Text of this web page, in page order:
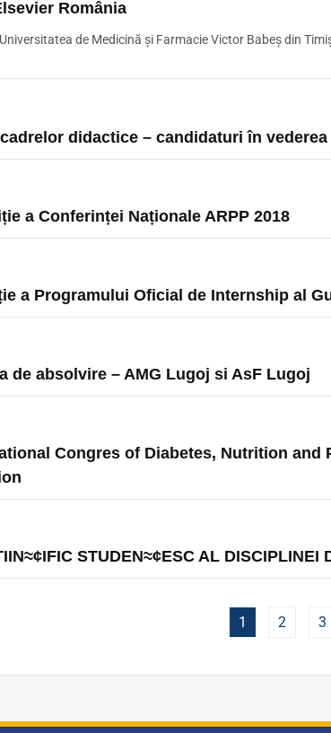
România
de Medicină și Farmacie Victor Babeș din
didactice – candidaturi în
a Conferinței Naționale ARPP 2018
a Programului Oficial de Internship al
de absolvire – AMG Lugoj si AsF Lugoj
Congres of Diabetes, Nutrition
STUDEN≈¢ESC AL DISCIPLINEI
1 2 3